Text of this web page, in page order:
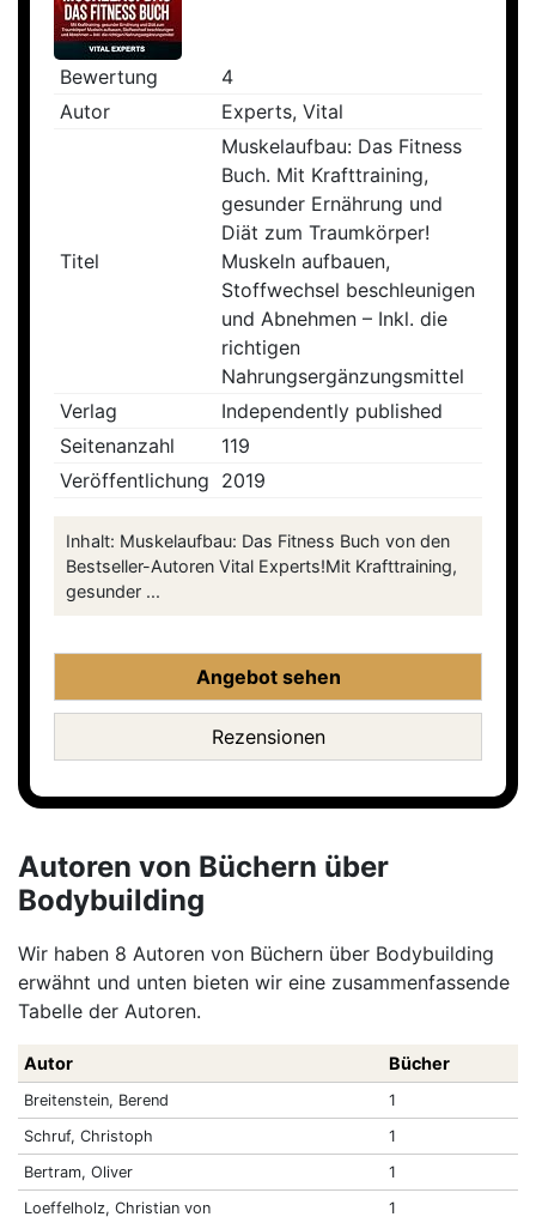
Bewertung
4
Autor
Experts, Vital
Titel
Muskelaufbau: Das Fitness
Buch. Mit Krafttraining,
gesunder Ernährung und
Diät zum Traumkörper!
Muskeln aufbauen,
Stoffwechsel beschleunigen
und Abnehmen – Inkl. die
richtigen
Nahrungsergänzungsmittel
Verlag
Independently published
Seitenanzahl
119
Veröffentlichung 2019
Inhalt: Muskelaufbau: Das Fitness Buch von den
Bestseller-Autoren Vital Experts!Mit Krafttraining,
gesunder ...
Angebot sehen
Rezensionen
Autoren von Büchern über
Bodybuilding
Wir haben 8 Autoren von Büchern über Bodybuilding
erwähnt und unten bieten wir eine zusammenfassende
Tabelle der Autoren.
Autor Bücher
Breitenstein, Berend
1
Schruf, Christoph
1
Bertram, Oliver
1
Loeffelholz, Christian von
1